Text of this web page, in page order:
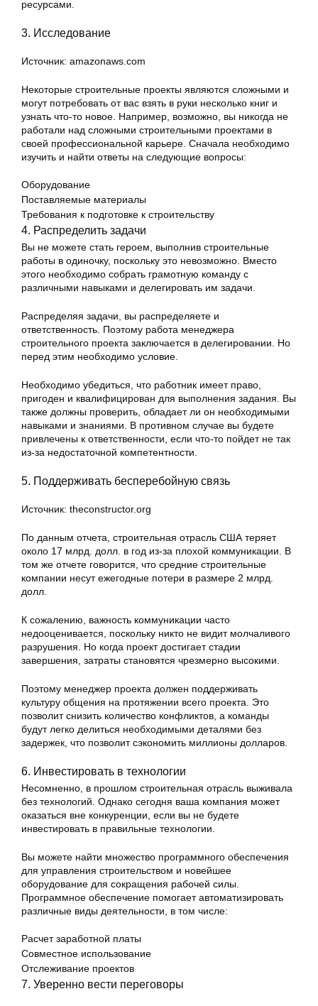
ресурсами.
3. Исследование
Источник: amazonaws.com
Некоторые строительные проекты являются сложными и
могут потребовать от вас взять в руки несколько книг и
узнать что-то новое. Например, возможно, вы никогда не
работали над сложными строительными проектами в
своей профессиональной карьере. Сначала необходимо
изучить и найти ответы на следующие вопросы:
Оборудование
Поставляемые материалы
Требования к подготовке к строительству
4. Распределить задачи
Вы не можете стать героем, выполнив строительные
работы в одиночку, поскольку это невозможно. Вместо
этого необходимо собрать грамотную команду с
различными навыками и делегировать им задачи.
Распределяя задачи, вы распределяете и
ответственность. Поэтому работа менеджера
строительного проекта заключается в делегировании. Но
перед этим необходимо условие.
Необходимо убедиться, что работник имеет право,
пригоден и квалифицирован для выполнения задания. Вы
также должны проверить, обладает ли он необходимыми
навыками и знаниями. В противном случае вы будете
привлечены к ответственности, если что-то пойдет не так
из-за недостаточной компетентности.
5. Поддерживать бесперебойную связь
Источник: theconstructor.org
По данным отчета, строительная отрасль США теряет
около 17 млрд. долл. в год из-за плохой коммуникации. В
том же отчете говорится, что средние строительные
компании несут ежегодные потери в размере 2 млрд.
долл.
К сожалению, важность коммуникации часто
недооценивается, поскольку никто не видит молчаливого
разрушения. Но когда проект достигает стадии
завершения, затраты становятся чрезмерно высокими.
Поэтому менеджер проекта должен поддерживать
культуру общения на протяжении всего проекта. Это
позволит снизить количество конфликтов, а команды
будут легко делиться необходимыми деталями без
задержек, что позволит сэкономить миллионы долларов.
6. Инвестировать в технологии
Несомненно, в прошлом строительная отрасль выживала
без технологий. Однако сегодня ваша компания может
оказаться вне конкуренции, если вы не будете
инвестировать в правильные технологии.
Вы можете найти множество программного обеспечения
для управления строительством и новейшее
оборудование для сокращения рабочей силы.
Программное обеспечение помогает автоматизировать
различные виды деятельности, в том числе:
Расчет заработной платы
Совместное использование
Отслеживание проектов
7. Уверенно вести переговоры